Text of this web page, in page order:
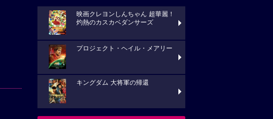
映画クレヨンしんちゃん 超華麗！
灼熱のカスカベダンサーズ
プロジェクト・ヘイル・メアリー
キングダム 大将軍の帰還